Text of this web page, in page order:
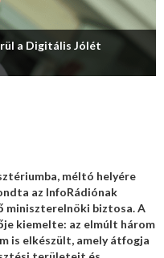
a Digitális Jólét
méltó helyére
az InfoRádiónak
miniszterelnöki biztosa. A
kiemelte: az elmúlt három
is elkészült, amely átfogja